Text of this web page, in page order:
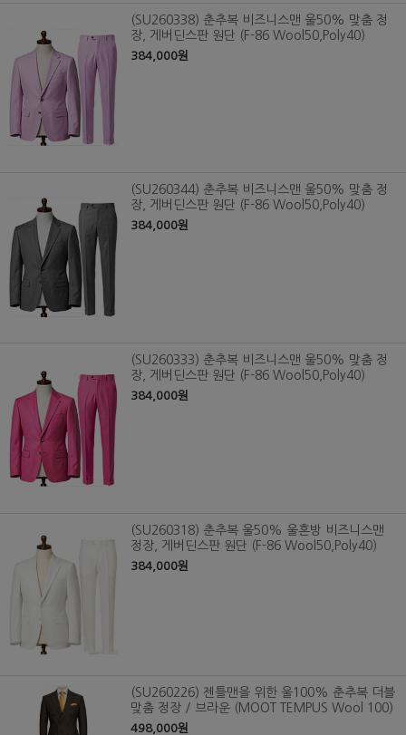
(SU260338) 춘추복 비즈니스맨 울50% 맞춤 정
장, 게버딘스판 원단 (F-86 Wool50,Poly40)
384,000원
(SU260344) 춘추복 비즈니스맨 울50% 맞춤 정
장, 게버딘스판 원단 (F-86 Wool50,Poly40)
384,000원
(SU260333) 춘추복 비즈니스맨 울50% 맞춤 정
장, 게버딘스판 원단 (F-86 Wool50,Poly40)
384,000원
(SU260318) 춘추복 울50% 울혼방 비즈니스맨
정장, 게버딘스판 원단 (F-86 Wool50,Poly40)
384,000원
(SU260226) 젠틀맨을 위한 울100% 춘추복 더블
맞춤 정장 / 브라운 (MOOT TEMPUS Wool 100)
498,000원